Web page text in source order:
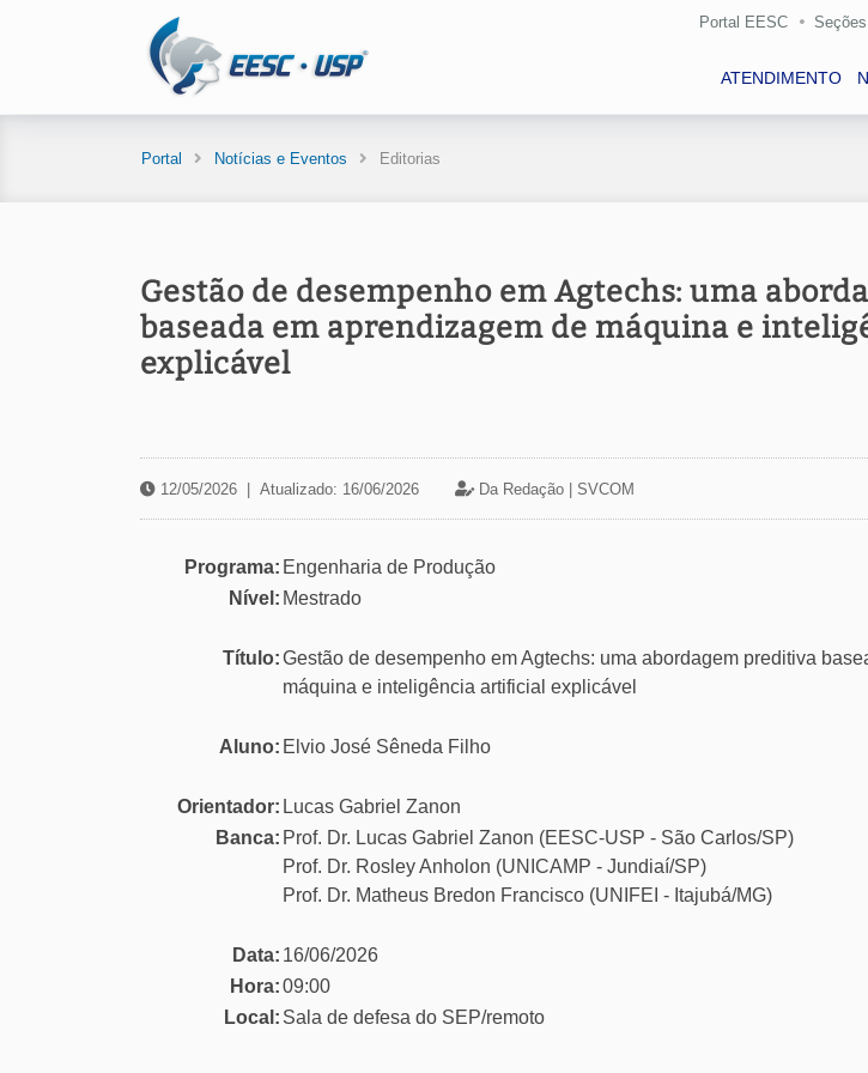
Portal EESC Seções
ATENDIMENTO
Portal Notícias e Eventos Editorias
Gestão de desempenho em Agtechs: uma
baseada em aprendizagem de máquina e
explicável
12/05/2026 Atualizado: 16/06/2026 Da Redação | SVCOM
Programa: Engenharia de Produção
Nível: Mestrado
Título:Gestão de desempenho em Agtechs: uma abordagem preditiva
máquina e inteligência artificial explicável
Aluno: Elvio José Sêneda Filho
Orientador: Lucas Gabriel Zanon
Banca: Prof. Dr. Lucas Gabriel Zanon (EESC-USP - São Carlos/SP)
Prof. Dr. Rosley Anholon (UNICAMP - Jundiaí/SP)
Prof. Dr. Matheus Bredon Francisco (UNIFEI - Itajubá/MG)
Data: 16/06/2026
Hora:09:00
Local: Sala de defesa do SEP/remoto